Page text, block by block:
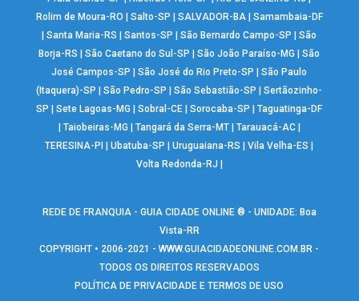
Rolim de Moura-RO
Salto-SP SALVADOR-BA| Samambaia-DF
|Santa Maria-RS |Santos-SP |São Bernardo Campo-SP |São
Borja-RS
|São Caetano do Sul-SP |São João Paraíso-MG |São
José Campos-SP
|São José do Rio Preto-SP |São Paulo
(Itaquera)-SP
|São Pedro-SP |São Sebastião-SP |Sertãozinho-
SP
|Sete Lagoas-MG |Sobral-CE |Sorocaba-SP |Taguatinga-DF
Taiobeiras-MG Tangará da Serra-MT| Tarauacá-AC|
TERESINA-PI
|Ubatuba-SP |Uruguaiana-RS |Vila Velha-ES
Volta Redonda-RJ
REDE DE FRANQUIA - GUIA CIDADE ONLINE ® - UNIDADE: Boa
Vista-RR
COPYRIGHT • 2006-2021 -WWW.GUIACIDADEONLINE.COM.BR -
TODOS OS DIREITOS RESERVADOS
POLÍTICA DE PRIVACIDADE E TERMOS DE USO